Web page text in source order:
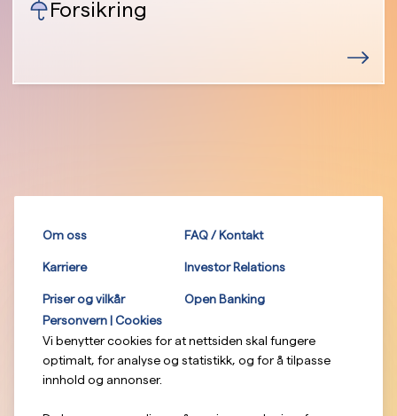
Forsikring
Om oss FAQ / Kontakt
Karriere Investor Relations
Priser og vilkår
Open Banking
Personvern | Cookies
Vi benytter cookies for at nettsiden skal fungere
optimalt, for analyse og statistikk, og for å tilpasse
innhold og annonser.